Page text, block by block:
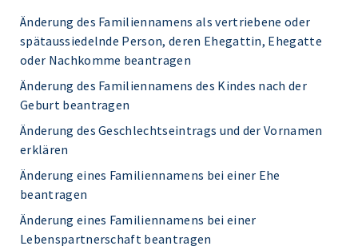
Änderung des Familiennamens als vertriebene oder
spätaussiedelnde Person, deren Ehegattin, Ehegatte
oder Nachkomme beantragen
Änderung des Familiennamens des Kindes nach der
Geburt beantragen
Änderung des Geschlechtseintrags und der Vornamen
erklären
Änderung eines Familiennamens bei einer Ehe
beantragen
Änderung eines Familiennamens bei einer
Lebenspartnerschaft beantragen